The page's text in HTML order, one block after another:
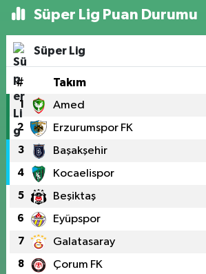
Süper Lig Puan Durumu
Süper Lig
# Takım
1 Amed
2 Erzurumspor FK
3 Başakşehir
4 Kocaelispor
5 Beşiktaş
6 Eyüpspor
7 Galatasaray
8 Çorum FK